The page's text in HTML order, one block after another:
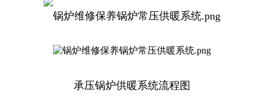
承压锅炉供暖系统流程图